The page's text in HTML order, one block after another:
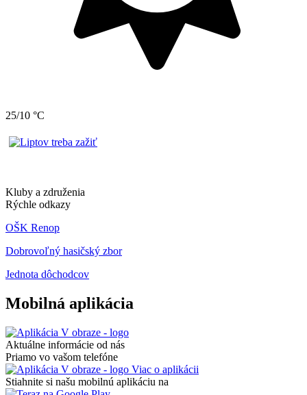
25/10 °C
Kluby a združenia
Rýchle odkazy
OŠK Renop
Dobrovoľný hasičský zbor
Jednota dôchodcov
Mobilná aplikácia
Aktuálne informácie od nás
Priamo vo vašom telefóne
Viac o aplikácii
Stiahnite si našu mobilnú aplikáciu na